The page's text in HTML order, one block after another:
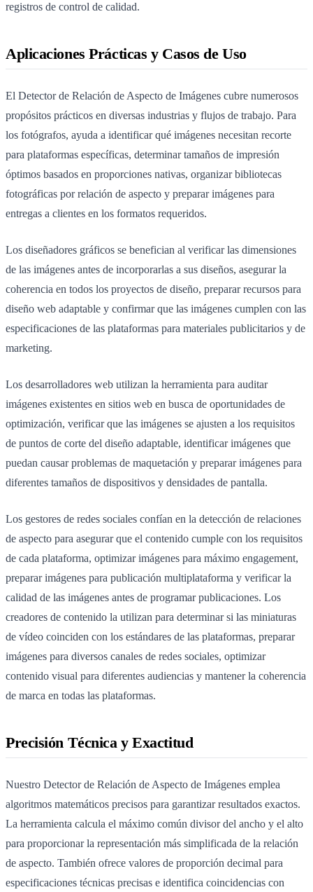
registros de control de calidad.
Aplicaciones Prácticas y Casos de Uso
El Detector de Relación de Aspecto de Imágenes cubre numerosos
propósitos prácticos en diversas industrias y flujos de trabajo. Para
los fotógrafos, ayuda a identificar qué imágenes necesitan recorte
para plataformas específicas, determinar tamaños de impresión
óptimos basados en proporciones nativas, organizar bibliotecas
fotográficas por relación de aspecto y preparar imágenes para
entregas a clientes en los formatos requeridos.
Los diseñadores gráficos se benefician al verificar las dimensiones
de las imágenes antes de incorporarlas a sus diseños, asegurar la
coherencia en todos los proyectos de diseño, preparar recursos para
diseño web adaptable y confirmar que las imágenes cumplen con las
especificaciones de las plataformas para materiales publicitarios y de
marketing.
Los desarrolladores web utilizan la herramienta para auditar
imágenes existentes en sitios web en busca de oportunidades de
optimización, verificar que las imágenes se ajusten a los requisitos
de puntos de corte del diseño adaptable, identificar imágenes que
puedan causar problemas de maquetación y preparar imágenes para
diferentes tamaños de dispositivos y densidades de pantalla.
Los gestores de redes sociales confían en la detección de relaciones
de aspecto para asegurar que el contenido cumple con los requisitos
de cada plataforma, optimizar imágenes para máximo engagement,
preparar imágenes para publicación multiplataforma y verificar la
calidad de las imágenes antes de programar publicaciones. Los
creadores de contenido la utilizan para determinar si las miniaturas
de vídeo coinciden con los estándares de las plataformas, preparar
imágenes para diversos canales de redes sociales, optimizar
contenido visual para diferentes audiencias y mantener la coherencia
de marca en todas las plataformas.
Precisión Técnica y Exactitud
Nuestro Detector de Relación de Aspecto de Imágenes emplea
algoritmos matemáticos precisos para garantizar resultados exactos.
La herramienta calcula el máximo común divisor del ancho y el alto
para proporcionar la representación más simplificada de la relación
de aspecto. También ofrece valores de proporción decimal para
especificaciones técnicas precisas e identifica coincidencias con